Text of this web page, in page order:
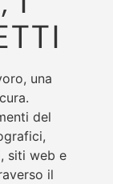
una
del
siti web e
il